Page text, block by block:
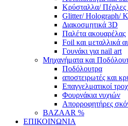
Κρύσταλλα/ Πέρλες
Glitter/ Holograph/
Διακοσμητικά 3D
Παλέτα ακουαρέλας
Foil και μεταλλικά
Γουνάκι για nail art
Μηχανήματα και
Ποδόλουτρα
αποστειρωτές και
Επαγγελματικοί
Φουρνάκια νυχιών
Απορροφητήρες
BAZAAR %
ΕΠΙΚΟΙΝΩΝΙΑ